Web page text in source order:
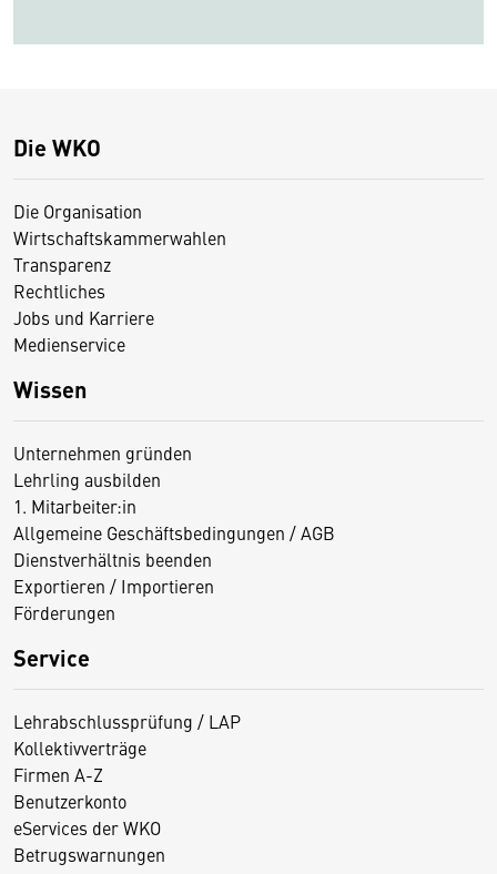
Die WKO
Die Organisation
Wirtschaftskammerwahlen
Transparenz
Rechtliches
Jobs und Karriere
Medienservice
Wissen
Unternehmen gründen
Lehrling ausbilden
1. Mitarbeiter:in
Allgemeine Geschäftsbedingungen / AGB
Dienstverhältnis beenden
Exportieren / Importieren
Förderungen
Service
Lehrabschlussprüfung / LAP
Kollektivverträge
Firmen A-Z
Benutzerkonto
eServices der WKO
Betrugswarnungen